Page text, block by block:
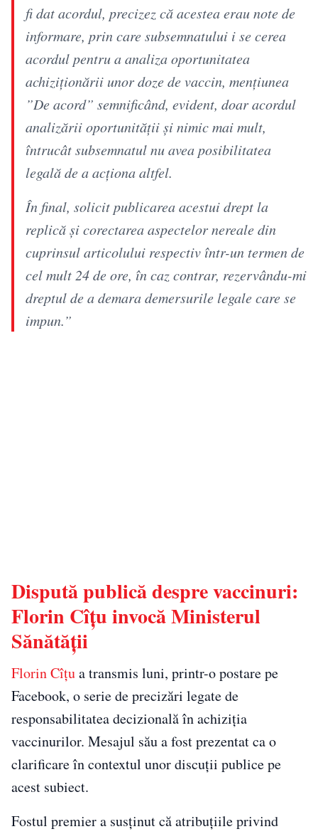
fi dat acordul, precizez că acestea erau note de
informare, prin care subsemnatului i se cerea
acordul pentru a analiza oportunitatea
achiziționării unor doze de vaccin, mențiunea
”De acord” semnificând, evident, doar acordul
analizării oportunității și nimic mai mult,
întrucât subsemnatul nu avea posibilitatea
legală de a acționa altfel.
În final, solicit publicarea acestui drept la
replică și corectarea aspectelor nereale din
cuprinsul articolului respectiv într-un termen de
cel mult 24 de ore, în caz contrar, rezervându-mi
dreptul de a demara demersurile legale care se
impun.”
Dispută publică despre vaccinuri:
Florin Cîțu invocă Ministerul
Sănătății
Florin Cîțua transmis luni, printr-o postare pe
Facebook, o serie de precizări legate de
responsabilitatea decizională în achiziția
vaccinurilor. Mesajul său a fost prezentat ca o
clarificare în contextul unor discuții publice pe
acest subiect.
Fostul premier a susținut că atribuțiile privind